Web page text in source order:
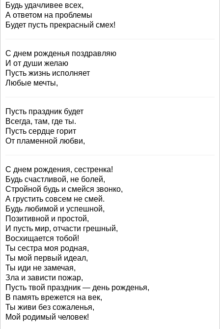
Будь удачливее всех,
А ответом на проблемы
Будет пусть прекрасный смех!
C днем рожденья поздравляю
И от души желаю
Пусть жизнь исполняет
Любые мечты,
Пусть праздник будет
Всегда, там, где ты.
Пусть сердце горит
От пламенной любви,
С днем рождения, сестренка!
Будь счастливой, не болей,
Стройной будь и смейся звонко,
А грустить совсем не смей.
Будь любимой и успешной,
Позитивной и простой,
И пусть мир, отчасти грешный,
Восхищается тобой!
Ты сестра моя родная,
Ты мой первый идеал,
Ты иди не замечая,
Зла и зависти пожар,
Пусть твой праздник — день рожденья,
В память врежется на век,
Ты живи без сожаленья,
Мой родимый человек!